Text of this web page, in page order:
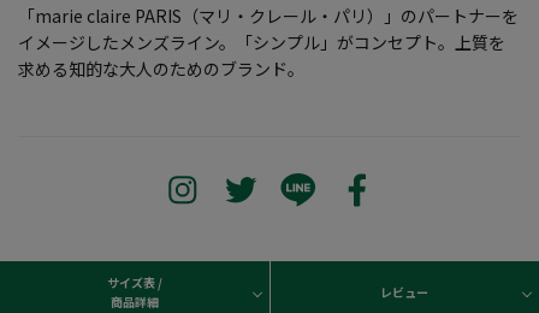
「marie claire PARIS（マリ・クレール・パリ）」のパートナーを
イメージしたメンズライン。「シンプル」がコンセプト。上質を
求める知的な大人のためのブランド。
サイズ表 /
商品詳細
レビュー